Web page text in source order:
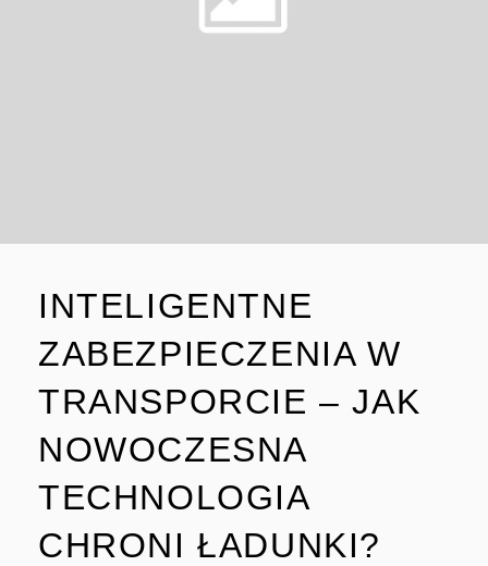
INTELIGENTNE
ZABEZPIECZENIA W
TRANSPORCIE – JAK
NOWOCZESNA
TECHNOLOGIA
CHRONI ŁADUNKI?